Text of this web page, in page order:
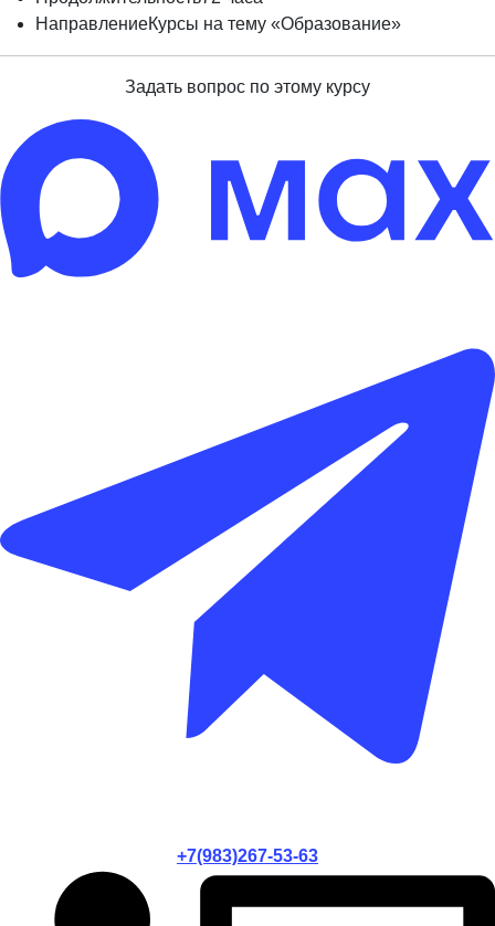
НаправлениеКурсы на тему «Образование»
Задать вопрос по этому курсу
+7(983)267-53-63